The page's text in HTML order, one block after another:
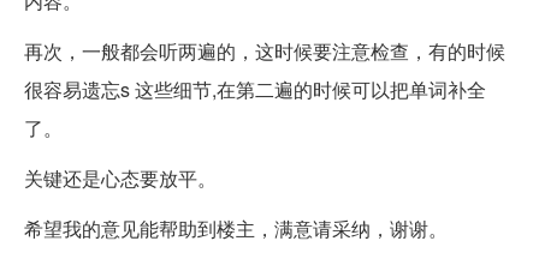
再次，一般都会听两遍的，这时候要注意检查，有的时候
很容易遗忘s 这些细节,在第二遍的时候可以把单词补全
了。
关键还是心态要放平。
希望我的意见能帮助到楼主，满意请采纳，谢谢。